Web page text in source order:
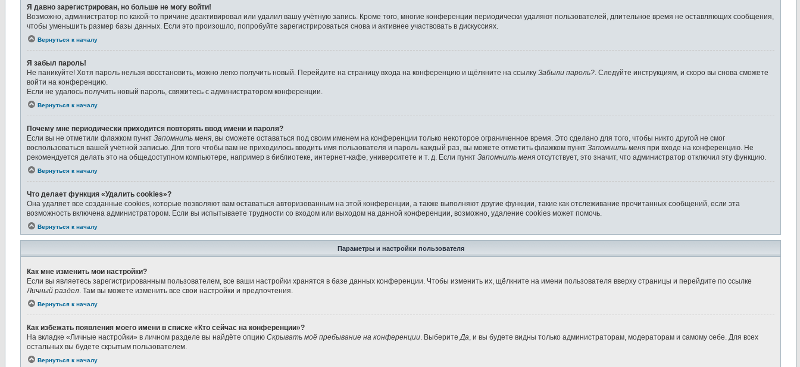
Я давно зарегистрирован, но больше не могу войти!
Возможно, администратор по какой-то причине деактивировал или удалил вашу учётную запись. Кроме того, многие конференции периодически удаляют пользователей, длительное время не оставляющих сообщения,
чтобы уменьшить размер базы данных. Если это произошло, попробуйте зарегистрироваться снова и активнее участвовать в дискуссиях.
Вернуться к началу
Я забыл пароль!
Не паникуйте! Хотя пароль нельзя восстановить, можно легко получить новый. Перейдите на страницу входа на конференцию и щёлкните на ссылку Забыли пароль? . Следуйте инструкциям, и скоро вы снова сможете
войти на конференцию.
Если не удалось получить новый пароль, свяжитесь с администратором конференции.
Вернуться к началу
Почему мне периодически приходится повторять ввод имени и пароля?
Если вы не отметили флажком пункт Запомнить меня , вы сможете оставаться под своим именем на конференции только некоторое ограниченное время. Это сделано для того, чтобы никто другой не смог
воспользоваться вашей учётной записью. Для того чтобы вам не приходилось вводить имя пользователя и пароль каждый раз, вы можете отметить флажком пункт Запомнить меня при входе на конференцию. Не
рекомендуется делать это на общедоступном компьютере, например в библиотеке, интернет-кафе, университете и т. д. Если пункт Запомнить меня отсутствует, это значит, что администратор отключил эту функцию.
Вернуться к началу
Что делает функция «Удалить cookies»?
Она удаляет все созданные cookies, которые позволяют вам оставаться авторизованным на этой конференции, а также выполняют другие функции, такие как отслеживание прочитанных сообщений, если эта
возможность включена администратором. Если вы испытываете трудности со входом или выходом на данной конференции, возможно, удаление cookies может помочь.
Вернуться к началу
Параметры и настройки пользователя
Как мне изменить мои настройки?
Если вы являетесь зарегистрированным пользователем, все ваши настройки хранятся в базе данных конференции. Чтобы изменить их, щёлкните на имени пользователя вверху страницы и перейдите по ссылке
Личный раздел . Там вы можете изменить все свои настройки и предпочтения.
Вернуться к началу
Как избежать появления моего имени в списке «Кто сейчас на конференции»?
На вкладке «Личные настройки» в личном разделе вы найдёте опцию Скрывать моё пребывание на конференции . Выберите Да , и вы будете видны только администраторам, модераторам и самому себе. Для всех
остальных вы будете скрытым пользователем.
Вернуться к началу